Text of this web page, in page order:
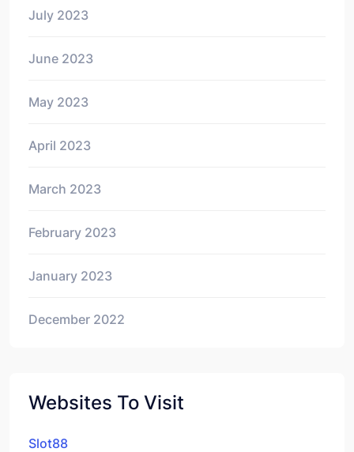
July 2023
June 2023
May 2023
April 2023
March 2023
February 2023
January 2023
December 2022
Websites To Visit
Slot88